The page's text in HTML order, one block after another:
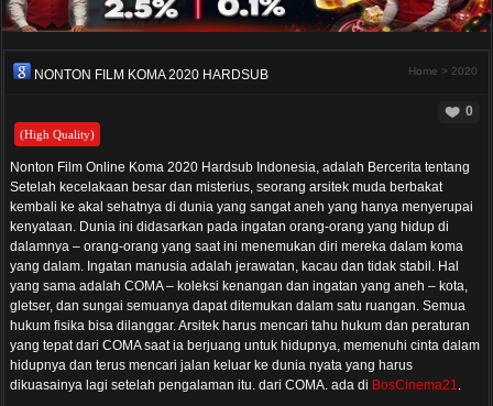
NONTON FILM KOMA 2020 HARDSUB Home > 2020
0
(High Quality)
Nonton Film Online Koma 2020 Hardsub Indonesia, adalah Bercerita tentang
Setelah kecelakaan besar dan misterius, seorang arsitek muda berbakat
kembali ke akal sehatnya di dunia yang sangat aneh yang hanya menyerupai
kenyataan. Dunia ini didasarkan pada ingatan orang-orang yang hidup di
dalamnya – orang-orang yang saat ini menemukan diri mereka dalam koma
yang dalam. Ingatan manusia adalah jerawatan, kacau dan tidak stabil. Hal
yang sama adalah COMA – koleksi kenangan dan ingatan yang aneh – kota,
gletser, dan sungai semuanya dapat ditemukan dalam satu ruangan. Semua
hukum fisika bisa dilanggar. Arsitek harus mencari tahu hukum dan peraturan
yang tepat dari COMA saat ia berjuang untuk hidupnya, memenuhi cinta dalam
hidupnya dan terus mencari jalan keluar ke dunia nyata yang harus
dikuasainya lagi setelah pengalaman itu. dari COMA. ada di BosCinema21.